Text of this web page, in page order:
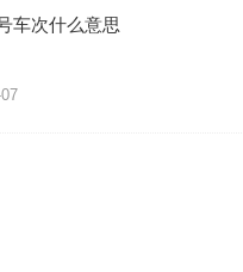
车次什么意思